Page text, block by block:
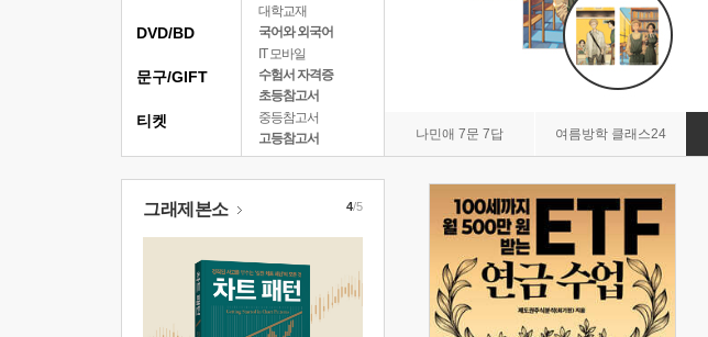
대학교재
국어와 외국어
IT 모바일
수험서 자격증
초등참고서
중등참고서
고등참고서
나민애 7문 7답 여름방학 클래스24
DVD/BD
문구/GIFT
티켓
그래제본소 4/5